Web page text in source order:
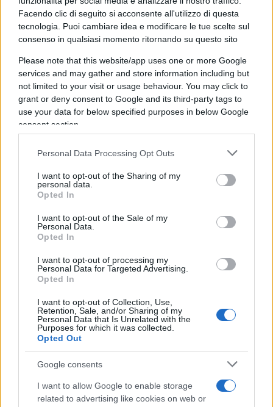
Facendo clic di seguito si acconsente all'utilizzo di questa
tecnologia. Puoi cambiare idea e modificare le tue scelte sul
consenso in qualsiasi momento ritornando su questo sito
Please note that this website/app uses one or more Google
services and may gather and store information including but
not limited to your visit or usage behaviour. You may click to
grant or deny consent to Google and its third-party tags to
use your data for below specified purposes in below Google
consent section.
Personal Data Processing Opt Outs
I want to opt-out of the Sharing of my
personal data.
Opted In
I want to opt-out of the Sale of my
Personal Data.
Opted In
I want to opt-out of processing my
Personal Data for Targeted Advertising.
Opted In
I want to opt-out of Collection, Use,
Retention, Sale, and/or Sharing of my
Personal Data that Is Unrelated with the
Purposes for which it was collected.
Opted Out
Google consents
I want to allow Google to enable storage
related to advertising like cookies on web or
ma aiuta a riconoscere quel che è comune a molti
e che sembra diverso solo perché praticato da
distinguere e giudicare, ma è la premessa
indispensabile per tenere saldo e salvare quello
che a me sembra il più grande successo del
nostro mondo, quello che lo rende migliore di
altri:lo Stato laico.
TADF: L’idea di convivenza rispettosa tra comunità
religiose profondamente differenti non è
compatibile con alcune interpretazioni rigide del
Corano. Un aspetto che si collega alla storia del
senza ledere i principi di tolleranza e libertà delle
società democratiche nel lungo termine?
DG: Se è per questo sembra incompatibile con
l’interpretazione fondamentalista anche della
Bibbia. Ma sappiamo che non è vero, che ilpatto
di civiltà laicaconsiste nel far convivere fedi
diverse e assenze di fede, ciascuno libero di